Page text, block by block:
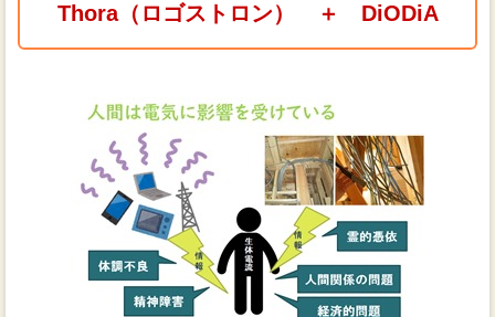
Thora（ロゴストロン） ＋ DiODiA